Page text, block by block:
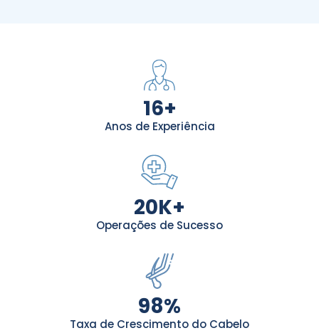
Anos de Experiência
16+
Operações de Sucesso
20K+
Taxa de Crescimento do Cabelo
98%